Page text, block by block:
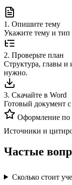
1 . Опишите тему
Укажите тему и
2. Проверьте план
Структура, главы
нужно.
3. Скачайте в Word
Готовый документ
Оформление
Источники и
Частые
Сколько стоит